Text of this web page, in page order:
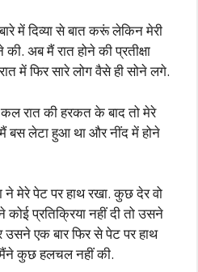
में दिव्या से बात करूं लेकिन मेरी
अब मैं रात होने की प्रतीक्षा
में फिर सारे लोग वैसे ही सोने लगे.
रात की हरकत के बाद तो मेरे
बस लेटा हुआ था और नींद में होने
ने मेरे पेट पर हाथ रखा. कुछ देर वो
प्रतिक्रिया नहीं दी तो उसने
उसने एक बार फिर से पेट पर हाथ
मैंने कुछ हलचल नहीं की.